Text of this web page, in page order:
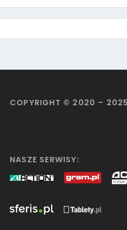
COPYRIGHT © 2020 –
NASZE SERWISY: